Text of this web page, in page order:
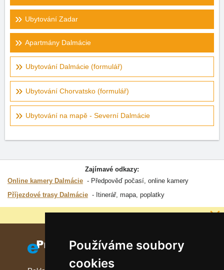
Používáme soubory
cookies
Ubytování Zadar
Apartmány Dalmácie
Ubytování Dalmácie (formulář)
Ubytování Chorvatsko (formulář)
Ubytování na mapě - Severní Dalmácie
Zajímavé odkazy:
Online kamery Dalmácie
Předpověď počasí, online kamery
Příjezdové trasy Dalmácie
Itinerář, mapa, poplatky